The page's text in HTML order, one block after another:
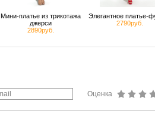
Мини-платье из трикотажа
джерси
2890руб.
Элегантное платье-
2790руб.
Оценка